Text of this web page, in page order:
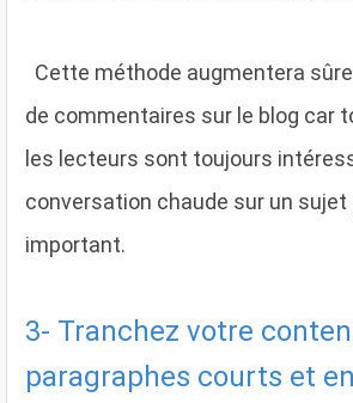
Cette méthode augmentera
de commentaires sur le blog car
les lecteurs sont toujours
conversation chaude sur un
important.
3- Tranchez votre
paragraphes courts et